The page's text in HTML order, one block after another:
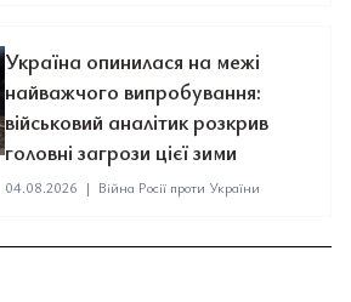
Україна опинилася на межі
найважчого випробування:
військовий аналітик розкрив
головні загрози цієї зими
04.08.2026 | Війна Росії проти України